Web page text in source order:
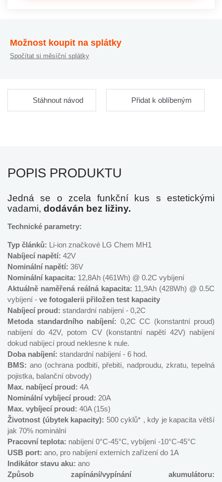
Možnost koupit na splátky
Spočítat si měsíční splátky
Stáhnout návod Přidat k oblíbeným
POPIS PRODUKTU
Jedná se o zcela funkční kus s estetickými
vadami, dodáván bez ližiny.
Technické parametry:
Typ článků: Li-ion značkové LG Chem MH1
Nabíjecí napětí: 42V
Nominální napětí: 36V
Nominální kapacita: 12,8Ah (461Wh) @ 0.2C vybíjení
Aktuálně naměřená reálná kapacita: 11,9Ah (428Wh) @ 0.5C
vybíjení - ve fotogalerii přiložen test kapacity
Nabíjecí proud: standardní nabíjení - 0,2C
Metoda standardního nabíjení: 0,2C CC (konstantní proud)
nabíjení do 42V, potom CV (konstantní napětí 42V) nabíjení
dokud nabíjecí proud neklesne k nule.
Doba nabíjení: standardní nabíjení - 6 hod.
BMS: ano (ochrana podbití, přebití, nadproudu, zkratu, tepelná
pojistka, balanční obvody)
Max. nabíjecí proud: 4A
Nominální vybíjecí proud: 20A
Max. vybíjecí proud: 40A (15s)
Životnost (úbytek kapacity): 500 cyklů* , kdy je kapacita větší
jak 70% nominální
Pracovní teplota: nabíjení 0°C-45°C, vybíjení -10°C-45°C
USB port: ano, pro nabíjení externích zařízení do 1A
Indikátor stavu aku: ano
Způsob zapínání/vypínání akumulátoru: